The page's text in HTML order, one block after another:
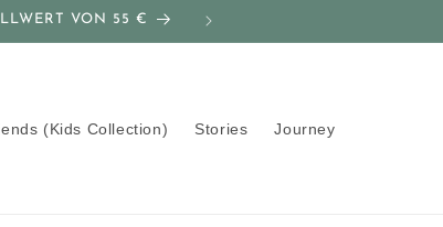
VON 55 €
(Kids Collection) Stories Journey